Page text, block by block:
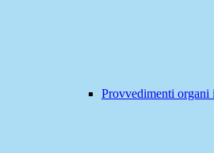
Provvedimenti